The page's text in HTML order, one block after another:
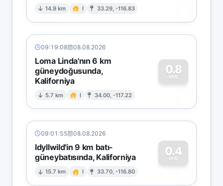
14.9 km I 33.29, -116.83 0
09:19:08 08.08.2026
Loma Linda'nın 6 km
güneydoğusunda,
Kaliforniya
5.7 km I 34.00, -117.22
0.8
MW
0
09:01:55 08.08.2026
Idyllwild'in 9 km batı-
güneybatısında, Kaliforniya
15.7 km I 33.70, -116.80
0.4
MW
0